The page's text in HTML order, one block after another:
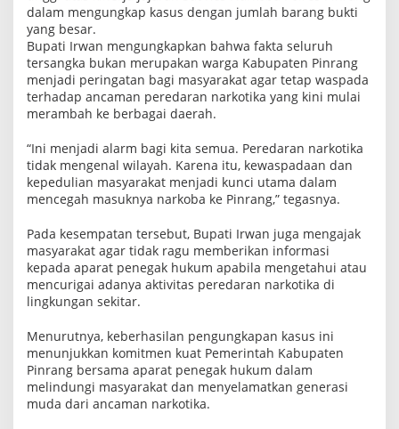
dalam mengungkap kasus dengan jumlah barang bukti
yang besar.
Bupati Irwan mengungkapkan bahwa fakta seluruh
tersangka bukan merupakan warga Kabupaten Pinrang
menjadi peringatan bagi masyarakat agar tetap waspada
terhadap ancaman peredaran narkotika yang kini mulai
merambah ke berbagai daerah.
“Ini menjadi alarm bagi kita semua. Peredaran narkotika
tidak mengenal wilayah. Karena itu, kewaspadaan dan
kepedulian masyarakat menjadi kunci utama dalam
mencegah masuknya narkoba ke Pinrang,” tegasnya.
Pada kesempatan tersebut, Bupati Irwan juga mengajak
masyarakat agar tidak ragu memberikan informasi
kepada aparat penegak hukum apabila mengetahui atau
mencurigai adanya aktivitas peredaran narkotika di
lingkungan sekitar.
Menurutnya, keberhasilan pengungkapan kasus ini
menunjukkan komitmen kuat Pemerintah Kabupaten
Pinrang bersama aparat penegak hukum dalam
melindungi masyarakat dan menyelamatkan generasi
muda dari ancaman narkotika.